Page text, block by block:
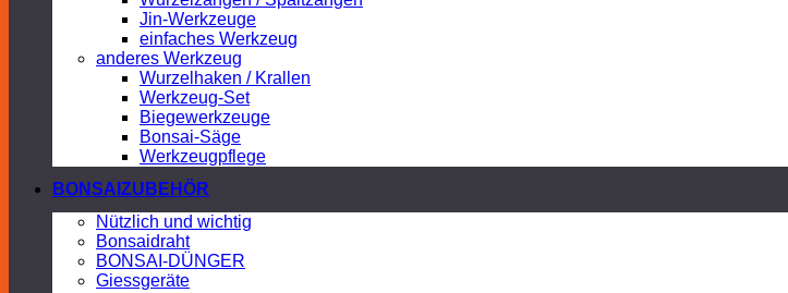
Jin-Werkzeuge
einfaches Werkzeug
anderes Werkzeug
Wurzelhaken / Krallen
Werkzeug-Set
Biegewerkzeuge
Bonsai-Säge
Werkzeugpflege
BONSAIZUBEHÖR
Nützlich und wichtig
Bonsaidraht
BONSAI-DÜNGER
Giessgeräte